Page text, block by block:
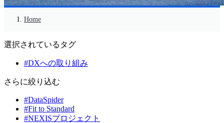
Home
選択されているタグ
#DXへの取り組み
さらに絞り込む
#DataSpider
#Fit to Standard
#NEXISプロジェクト